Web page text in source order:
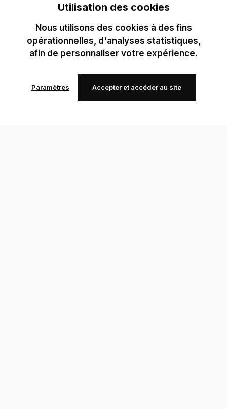
Utilisation des cookies
Nous utilisons des cookies à des fins
opérationnelles, d'analyses statistiques,
afin de personnaliser votre expérience.
Paramètres Accepter et accéder au site